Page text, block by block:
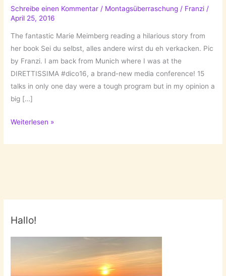
Schreibe einen Kommentar / Montagsüberraschung / Franzi /
April 25, 2016
The fantastic Marie Meimberg reading a hilarious story from
her book Sei du selbst, alles andere wirst du eh verkacken. Pic
by Franzi. I am back from Munich where I was at the
DIRETTISSIMA #dico16, a brand-new media conference! 15
talks in only one day were a tough program but in my opinion a
big […]
What
Learned
Weiterlesen »
Hallo!